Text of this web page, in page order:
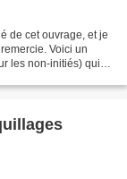
de cet ouvrage, et je
Voici un
les non-initiés) qui